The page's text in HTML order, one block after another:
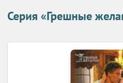
Серия «Грешные